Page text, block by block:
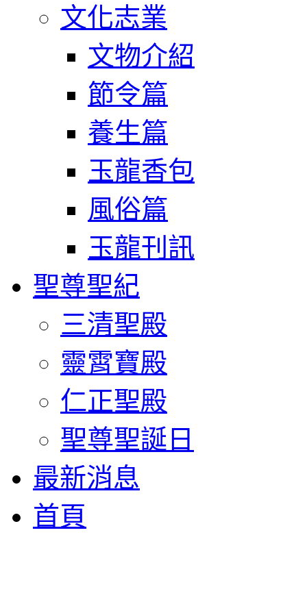
文化志業
文物介紹
節令篇
養生篇
玉龍香包
風俗篇
玉龍刊訊
聖尊聖紀
三清聖殿
靈霄寶殿
仁正聖殿
聖尊聖誕日
最新消息
首頁